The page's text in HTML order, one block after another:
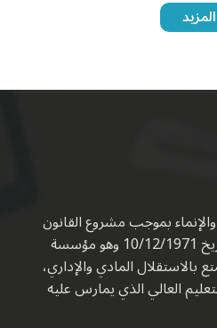
المزيد
بموجب مشروع القانون
المنفذ بالمرسوم رقم 2356 تاريخ 10/12/1971 وهو مؤسسة
المادي والإداري،
العالي الذي يمارس عليه